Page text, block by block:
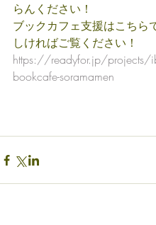
らんください！
ブックカフェ支援はこちら
しければご覧ください！
https://readyfor.jp/projects/
bookcafe-soramamen